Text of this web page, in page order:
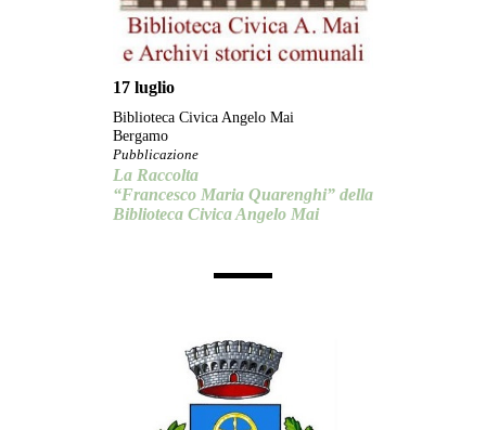
17 luglio
Biblioteca Civica Angelo Mai
Bergamo
Pubblicazione
La Raccolta
“Francesco Maria Quarenghi” della
Biblioteca Civica Angelo Mai